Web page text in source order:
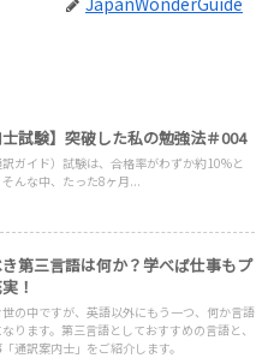
士試験】突破した私の勉強法＃004
ガイド）試験は、合格率がわずか約10%と
んな中、たった8ヶ月...
第三言語は何か？学べば仕事もプ
！
の中ですが、英語以外にもう一つ、何か言語
ります。第三言語としておすすめの言語と、
通訳案内士」をご紹介します。